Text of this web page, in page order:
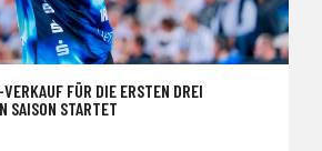
FÜR DIE ERSTEN DREI
SAISON STARTET